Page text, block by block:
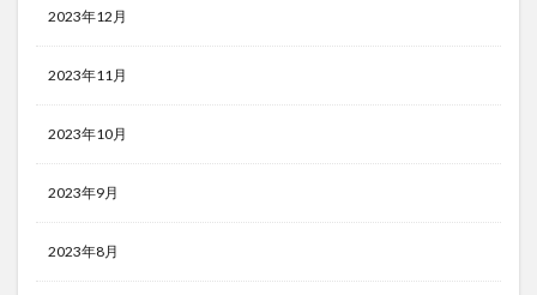
2023年12月
2023年11月
2023年10月
2023年9月
2023年8月